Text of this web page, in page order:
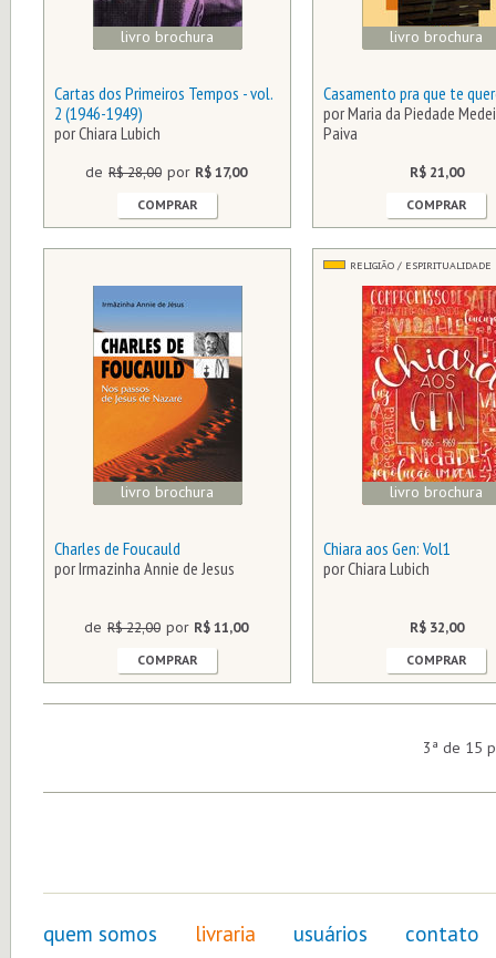
livro brochura
Cartas dos Primeiros Tempos - vol.
2 (1946-1949)
por Chiara Lubich
de R$ 28,00 por R$ 17,00
COMPRAR
livro brochura
Casamento pra que te
por Maria da Piedade
Paiva
R$ 21,00
COMPRAR
livro brochura
Charles de Foucauld
por Irmazinha Annie de Jesus
de R$ 22,00 por R$ 11,00
COMPRAR
RELIGIÃO / ESPIRITUALIDADE
livro brochura
Chiara aos Gen: Vol1
por Chiara Lubich
R$ 32,00
COMPRAR
3ª de 15
quem somos livraria usuários contato